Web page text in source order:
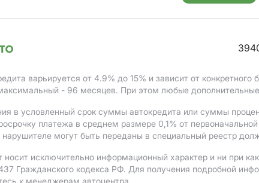
варьируется от 4.9% до 15% и зависит от
- 96 месяцев. При этом любые
в условленный срок суммы автокредита или суммы
платежа в среднем размере 0,1% от
могут быть переданы в специальный реестр
носит исключительно информационный характер и ни при
Гражданского кодекса РФ. Для получения подробной